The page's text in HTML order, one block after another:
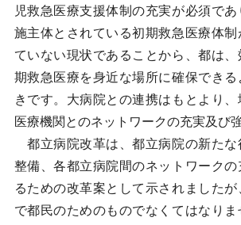
児救急医療支援体制の充実が必須で
施主体とされている初期救急医療体
ていない現状であることから、都は
期救急医療を身近な場所に確保でき
きです。大病院との連携はもとより
医療機関とのネットワークの充実及び
都立病院改革は、都立病院の新たな
整備、各都立病院間のネットワークの
るための改革案として示されましたが
で都民のためのものでなくてはなり